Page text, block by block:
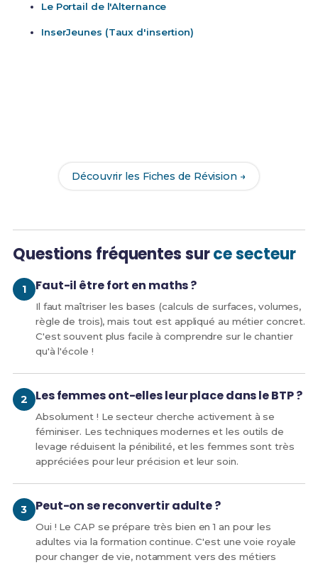
Le Portail de l'Alternance
InserJeunes (Taux d'insertion)
Découvrir les Fiches de Révision →
Questions fréquentes surce secteur
Faut-il être fort en maths ?
Il faut maîtriser les bases (calculs de surfaces, volumes,
règle de trois), mais tout est appliqué au métier concret.
C'est souvent plus facile à comprendre sur le chantier
qu'à l'école !
Les femmes ont-elles leur place dans le BTP ?
Absolument ! Le secteur cherche activement à se
féminiser. Les techniques modernes et les outils de
levage réduisent la pénibilité, et les femmes sont très
appréciées pour leur précision et leur soin.
Peut-on se reconvertir adulte ?
Oui ! Le CAP se prépare très bien en 1 an pour les
adultes via la formation continue. C'est une voie royale
pour changer de vie, notamment vers des métiers